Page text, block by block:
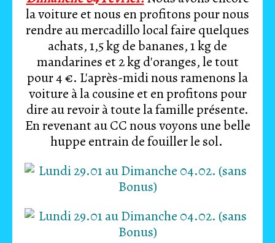
la voiture et nous en profitons pour nous
rendre au mercadillo local faire quelques
achats, 1,5 kg de bananes, 1 kg de
mandarines et 2 kg d'oranges, le tout
pour 4 €. L'après-midi nous ramenons la
voiture à la cousine et en profitons pour
dire au revoir à toute la famille présente.
En revenant au CC nous voyons une belle
huppe entrain de fouiller le sol.